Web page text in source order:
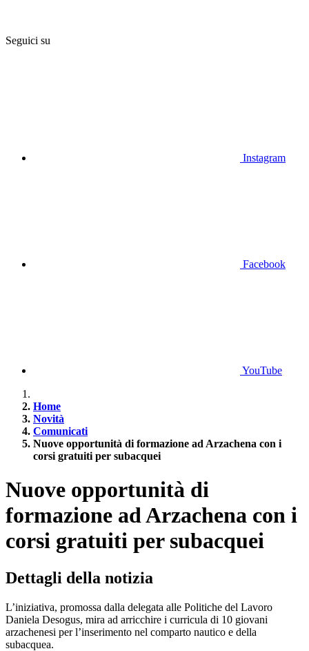
Seguici su
Instagram
Facebook
YouTube
Home
Novità
Comunicati
Nuove opportunità di formazione ad Arzachena con i
corsi gratuiti per subacquei
Nuove opportunità di
formazione ad Arzachena con i
corsi gratuiti per subacquei
Dettagli della notizia
L’iniziativa, promossa dalla delegata alle Politiche del Lavoro
Daniela Desogus, mira ad arricchire i curricula di 10 giovani
arzachenesi per l’inserimento nel comparto nautico e della
subacquea.